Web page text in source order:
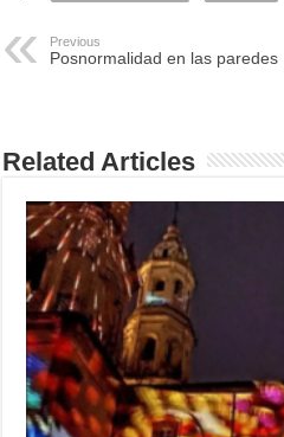
Previous
Posnormalidad en las paredes
Related Articles